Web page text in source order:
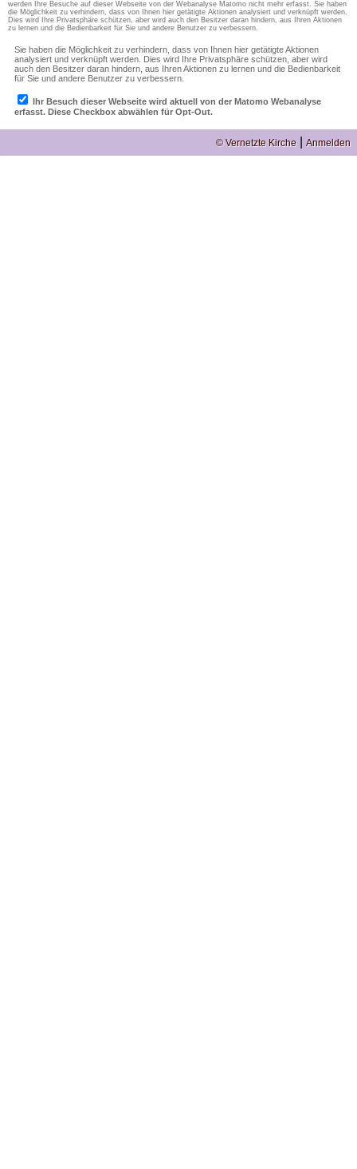
werden Ihre Besuche auf dieser Webseite von der Webanalyse Matomo nicht mehr erfasst. Sie haben
die Möglichkeit zu verhindern, dass von Ihnen hier getätigte Aktionen analysiert und verknüpft werden.
Dies wird Ihre Privatsphäre schützen, aber wird auch den Besitzer daran hindern, aus Ihren Aktionen
zu lernen und die Bedienbarkeit für Sie und andere Benutzer zu verbessern.
© Vernetzte Kirche Anmelden